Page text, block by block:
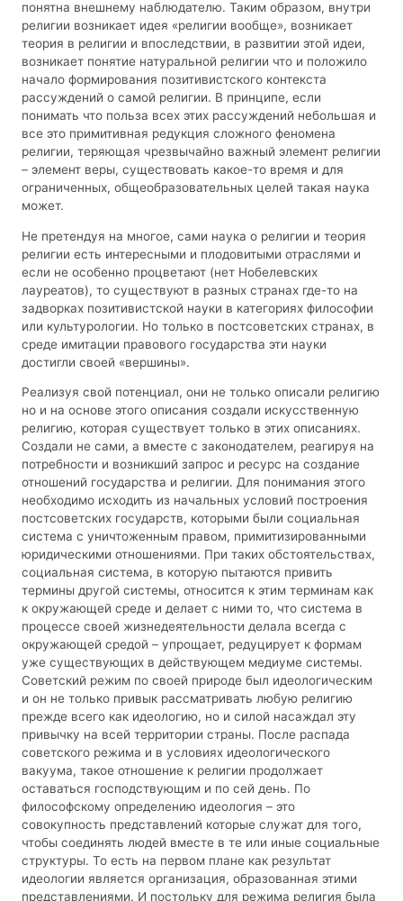
понятна внешнему наблюдателю. Таким образом, внутри
религии возникает идея «религии вообще», возникает
теория в религии и впоследствии, в развитии этой идеи,
возникает понятие натуральной религии что и положило
начало формирования позитивистского контекста
рассуждений о самой религии. В принципе, если
понимать что польза всех этих рассуждений небольшая и
все это примитивная редукция сложного феномена
религии, теряющая чрезвычайно важный элемент религии
– элемент веры, существовать какое-то время и для
ограниченных, общеобразовательных целей такая наука
может.
Не претендуя на многое, сами наука о религии и теория
религии есть интересными и плодовитыми отраслями и
если не особенно процветают (нет Нобелевских
лауреатов), то существуют в разных странах где-то на
задворках позитивистской науки в категориях философии
или культурологии. Но только в постсоветских странах, в
среде имитации правового государства эти науки
достигли своей «вершины».
Реализуя свой потенциал, они не только описали религию
но и на основе этого описания создали искусственную
религию, которая существует только в этих описаниях.
Создали не сами, а вместе с законодателем, реагируя на
потребности и возникший запрос и ресурс на создание
отношений государства и религии. Для понимания этого
необходимо исходить из начальных условий построения
постсоветских государств, которыми были социальная
система с уничтоженным правом, примитизированными
юридическими отношениями. При таких обстоятельствах,
социальная система, в которую пытаются привить
термины другой системы, относится к этим терминам как
к окружающей среде и делает с ними то, что система в
процессе своей жизнедеятельности делала всегда с
окружающей средой – упрощает, редуцирует к формам
уже существующих в действующем медиуме системы.
Советский режим по своей природе был идеологическим
и он не только привык рассматривать любую религию
прежде всего как идеологию, но и силой насаждал эту
привычку на всей территории страны. После распада
советского режима и в условиях идеологического
вакуума, такое отношение к религии продолжает
оставаться господствующим и по сей день. По
философскому определению идеология – это
совокупность представлений которые служат для того,
чтобы соединять людей вместе в те или иные социальные
структуры. То есть на первом плане как результат
идеологии является организация, образованная этими
представлениями. И постольку для режима религия была